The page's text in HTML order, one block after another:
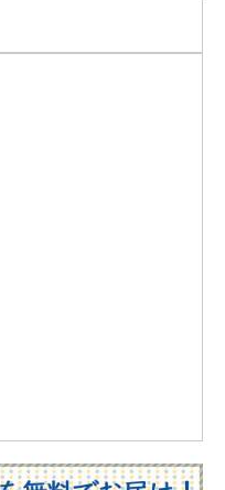
)